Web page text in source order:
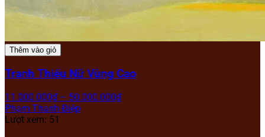
Thêm vào giỏ
Tranh Thiếu Nữ Vùng Cao
11.000.000₫ – 50.000.000₫
Phạm Thanh Điệp
Lượt xem: 51